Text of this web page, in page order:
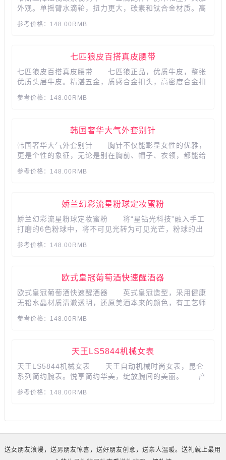
外观。单摇臂水滴轮，扭力更大，碳素和钛合金材质。高
钓鱼的中老年男士。...
参考价格：148.00RMB
七匹狼皮百搭真皮腰带
七匹狼皮百搭真皮腰带 七匹狼正品，优质牛皮，整张
优质头层牛皮。精湛五金，质感合金扣头，高密度合金扣
磨，经久耐用，真皮质感，给身边的男性朋友一点关爱
参考价格：148.00RMB
韩国奢华大气外套别针
韩国奢华大气外套别针 胸针不仅能彰显女性的优雅，
更是个性的象征，无论是别在胸前、帽子、衣领，都能给
色设计，120多年的传承切割工艺，使水晶色彩丰富瑰
参考价格：148.00RMB
娇兰幻彩流星粉球定妆蜜粉
娇兰幻彩流星粉球定妆蜜粉 将“星钻光科技”融入手工
打磨的6色粉球中，将不可见光转为可见光芒，粉球的出
参考价格：148.00RMB
欧式皇冠葡萄酒快速醒酒器
欧式皇冠葡萄酒快速醒酒器 英式皇冠造型，采用健康
无铅水晶材质清澈透明，还原美酒本来的颜色，有工艺师
参考价格：148.00RMB
​​​​​​​天王LS5844机械女表
天王LS5844机械女表 天王自动机械时尚女表，昆仑
系列简约腕表。悦享简约华美，绽放腕间的美丽。 产
风格:时尚 形状:圆形 成色:全新 保修:全国联
参考价格：148.00RMB
送女朋友浪漫，送男朋友惊喜，送好朋友创意，送亲人温暖。送礼就上最用